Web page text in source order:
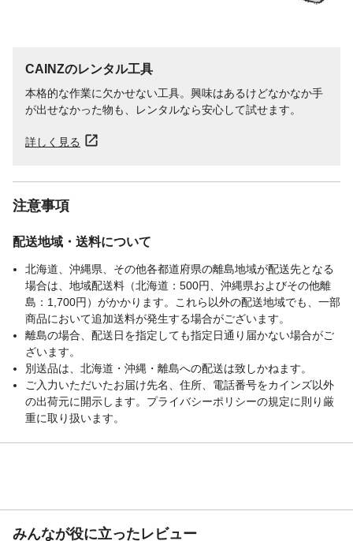
CAINZのレンタル工具
本格的な作業に欠かせない工具。興味はあるけどなかなか手
が出せなかった物も、レンタルなら安心して試せます。
詳しく見る
注意事項
配送地域・送料について
北海道、沖縄県、その他各都道府県の離島地域が配送先となる
場合は、地域配送料（北海道：500円、沖縄県およびその他離
島：1,700円）がかかります。これら以外の配送地域でも、一部
商品において追加送料が発生する場合がございます。
離島の場合、配送日を指定しても指定日通り届かない場合がご
ざいます。
別送品は、北海道・沖縄・離島への配送は致しかねます。
ご入力いただいたお届け先名、住所、電話番号をカインズ以外
の出荷元に開示します。プライバシーポリシーの規定に則り厳
重に取り扱います。
みんなが役に立ったレビュー